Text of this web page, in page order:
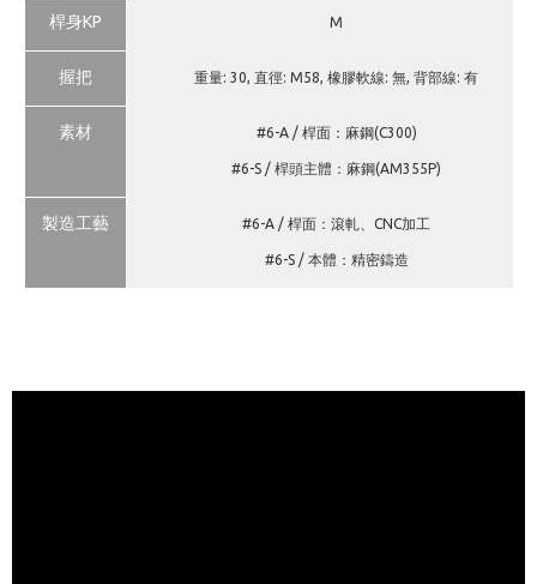
桿身KP M
握把 重量: 30, 直徑: M58, 橡膠軟線: 無, 背部線: 有
素材 #6-A / 桿面：麻鋼(C300)
#6-S / 桿頭主體：麻鋼(AM355P)
製造工藝 #6-A / 桿面：滾軋、CNC加工
#6-S / 本體：精密鑄造